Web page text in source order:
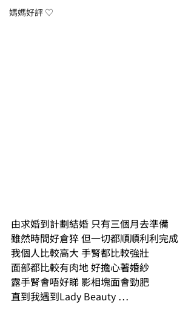
媽媽好評 ♡
由求婚到計劃結婚 只有三個月去準備
雖然時間好倉猝 但一切都順順利利完成
我個人比較高大 手腎都比較強壯
面部都比較有肉地 好擔心著婚紗
露手腎會唔好睇 影相塊面會勁肥
直到我遇到Lady Beauty …